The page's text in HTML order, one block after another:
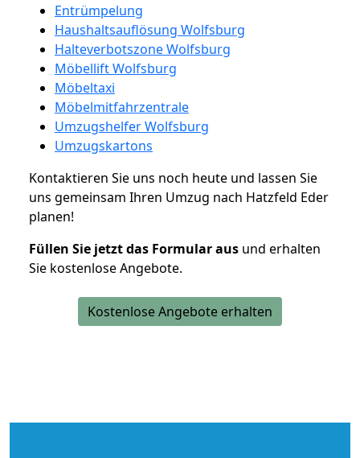
Entrümpelung
Haushaltsauflösung Wolfsburg
Halteverbotszone Wolfsburg
Möbellift Wolfsburg
Möbeltaxi
Möbelmitfahrzentrale
Umzugshelfer Wolfsburg
Umzugskartons
Kontaktieren Sie uns noch heute und lassen Sie
uns gemeinsam Ihren Umzug nach Hatzfeld Eder
planen!
Füllen Sie jetzt das Formular aus und erhalten
Sie kostenlose Angebote.
Kostenlose Angebote erhalten